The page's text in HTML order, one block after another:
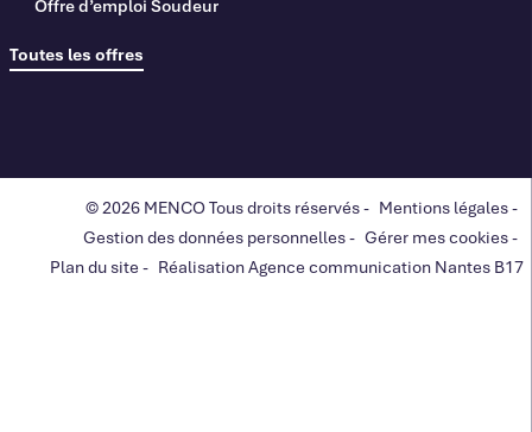
Offre d’emploi Soudeur
Toutes les offres
© 2026 MENCO Tous droits réservés - Mentions légales-
Gestion des données personnelles- Gérer mes cookies-
Plan du site - Réalisation Agence communication Nantes B17